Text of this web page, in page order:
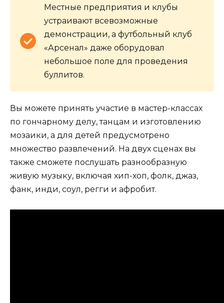
Местные предприятия и клубы
устраивают всевозможные
демонстрации, а футбольный клуб
«Арсенал» даже оборудовал
небольшое поле для проведения
буллитов.
Вы можете принять участие в мастер-классах
по гончарному делу, танцам и изготовлению
мозаики, а для детей предусмотрено
множество развлечений. На двух сценах вы
также сможете послушать разнообразную
живую музыку, включая хип-хоп, фолк, джаз,
фанк, инди, соул, регги и афробит.